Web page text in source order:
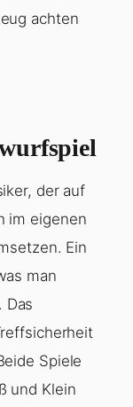
achten
der auf
im eigenen
Ein
man
Das
Spiele
und Klein